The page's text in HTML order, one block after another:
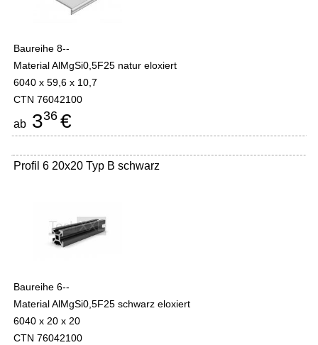
Baureihe 8--
Material AlMgSi0,5F25 natur eloxiert
6040 x 59,6 x 10,7
CTN 76042100
ab 336 €
Profil 6 20x20 Typ B schwarz
Baureihe 6--
Material AlMgSi0,5F25 schwarz eloxiert
6040 x 20 x 20
CTN 76042100